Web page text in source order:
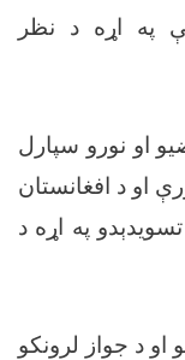
په اړه د نظر
او نورو سپارل
او د افغانستان
تسویدېدو په اړه د
او د جواز لرونکو